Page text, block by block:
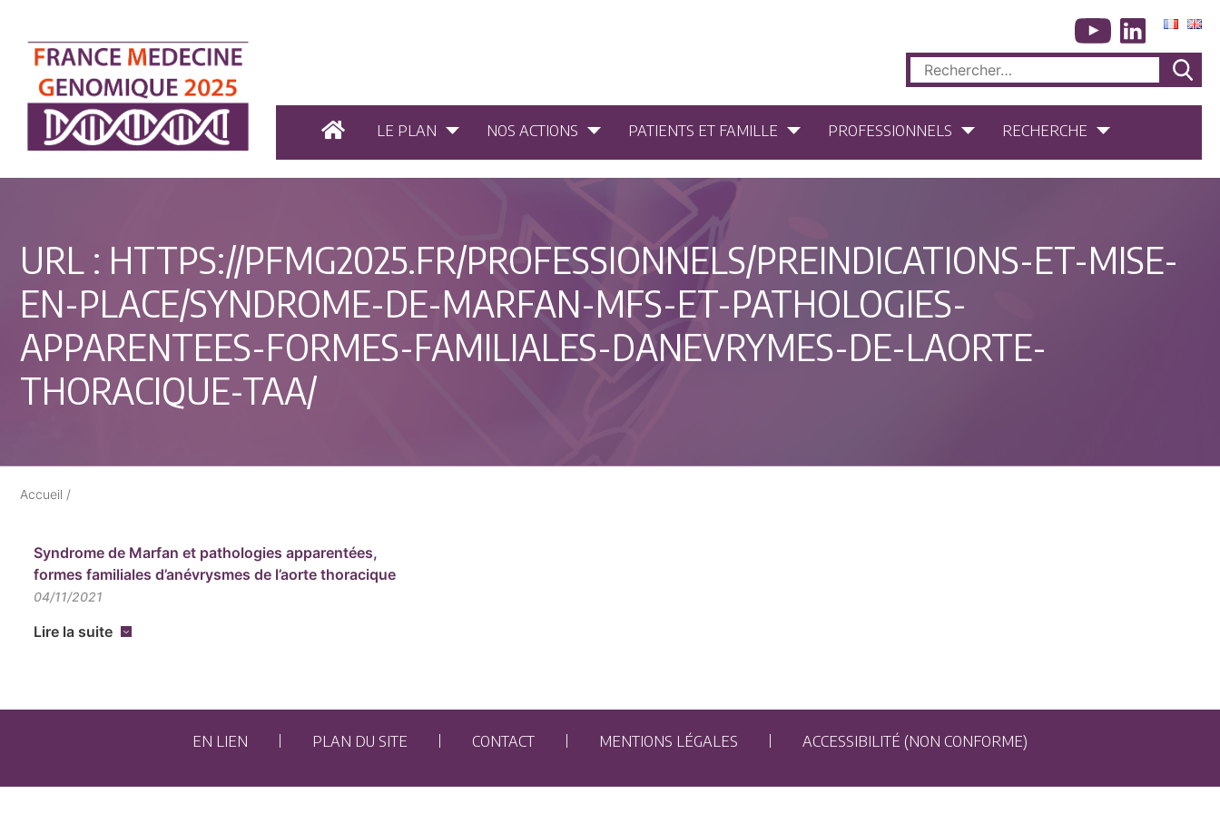
Rechercher :
LE PLAN NOS ACTIONS PATIENTS ET FAMILLE PROFESSIONNELS RECHERCHE
URL : HTTPS://PFMG2025.FR/PROFESSIONNELS/PREINDICATIONS-ET-MISE-
EN-PLACE/SYNDROME-DE-MARFAN-MFS-ET-PATHOLOGIES-
APPARENTEES-FORMES-FAMILIALES-DANEVRYMES-DE-LAORTE-
THORACIQUE-TAA/
Accueil /
Syndrome de Marfan et pathologies apparentées,
formes familiales d’anévrysmes de l’aorte thoracique
04/11/2021
Lire la suite
EN LIEN PLAN DU SITE CONTACT MENTIONS LÉGALES ACCESSIBILITÉ (NON CONFORME)